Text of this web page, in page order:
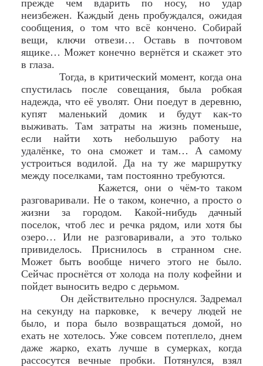
прежде чем вдарить по носу, но удар
неизбежен. Каждый день пробуждался, ожидая
сообщения, о том что всё кончено. Собирай
вещи, ключи отвези… Оставь в почтовом
ящике… Может конечно вернётся и скажет это
в глаза.
Тогда, в критический момент, когда она
спустилась после совещания, была робкая
надежда, что её уволят. Они поедут в деревню,
купят маленький домик и будут как-то
выживать. Там затраты на жизнь поменьше,
если найти хоть небольшую работу на
удалёнке, то она сможет и там… А самому
устроиться водилой. Да на ту же маршрутку
между поселками, там постоянно требуются.
Кажется, они о чём-то таком
разговаривали. Не о таком, конечно, а просто о
жизни за городом. Какой-нибудь дачный
поселок, чтоб лес и речка рядом, или хотя бы
озеро… Или не разговаривали, а это только
привиделось. Приснилось в странном сне.
Может быть вообще ничего этого не было.
Сейчас проснётся от холода на полу кофейни и
пойдет выносить ведро с дерьмом.
Он действительно проснулся. Задремал
на секунду на парковке, к вечеру людей не
было, и пора было возвращаться домой, но
ехать не хотелось. Уже совсем потеплело, днем
даже жарко, ехать лучше в сумерках, когда
рассосутся вечные пробки. Потянулся, взял